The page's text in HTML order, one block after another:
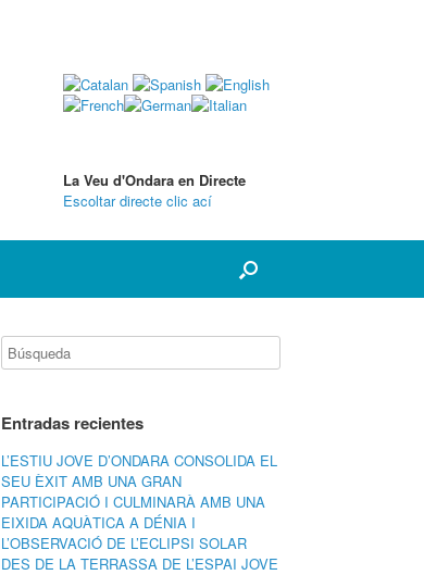
La Veu d'Ondara en Directe
Escoltar directe clic ací
Entradas recientes
L’ESTIU JOVE D’ONDARA CONSOLIDA EL
SEU ÈXIT AMB UNA GRAN
PARTICIPACIÓ I CULMINARÀ AMB UNA
EIXIDA AQUÀTICA A DÉNIA I
L’OBSERVACIÓ DE L’ECLIPSI SOLAR
DES DE LA TERRASSA DE L’ESPAI JOVE